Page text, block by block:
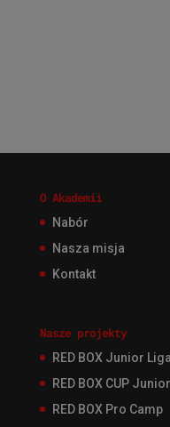
O Akademii
Nabór
Nasza misja
Kontakt
Nasze projekty
RED BOX Junior Liga
RED BOX CUP Junior
RED BOX Pro Camp